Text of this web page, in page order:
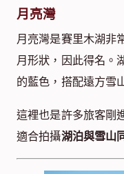
月亮灣
月亮灣是賽里木湖非
月形狀，因此得名。
的藍色，搭配遠方雪
這裡也是許多旅客剛
適合拍攝湖泊與雪山